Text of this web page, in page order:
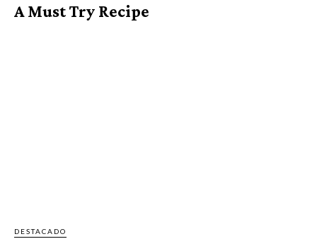
A Must Try Recipe
DESTACADO